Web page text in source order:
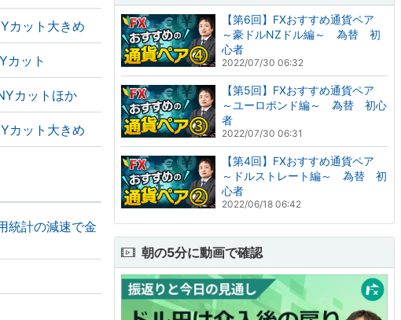
カット大きめ
カット
カットほか
カット大きめ
統計の減速で金
【第6回】FXおすすめ通貨ペア
～豪ドルNZドル編～ 為替 初
心者
2022/07/30 06:32
【第5回】FXおすすめ通貨ペア
～ユーロポンド編～ 為替 初心
者
2022/07/30 06:31
【第4回】FXおすすめ通貨ペア
～ドルストレート編～ 為替 初
心者
2022/06/18 06:42
朝の5分に動画で確認